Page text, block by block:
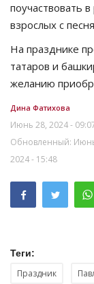
поучаствовать
взрослых с
На празднике
татаров и
желанию
Дина Фатихова
Июнь 28, 2024 -
Обновленный:
2024 - 15:48
Теги:
Праздник